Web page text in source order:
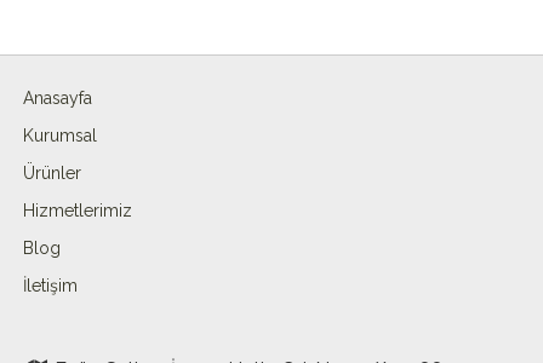
Anasayfa
Kurumsal
Ürünler
Hizmetlerimiz
Blog
İletişim